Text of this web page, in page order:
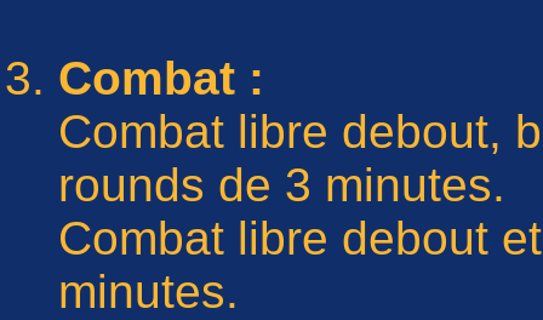
Combat :
Combat libre debout,
rounds de 3 minutes.
Combat libre debout
minutes.